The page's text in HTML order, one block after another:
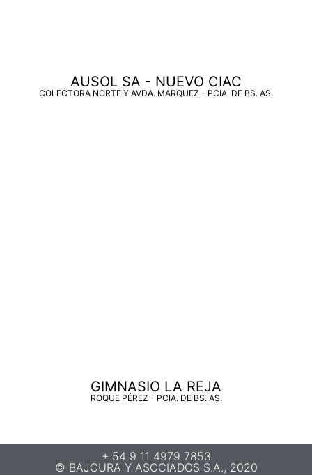
AUSOL SA - NUEVO CIAC
COLECTORA NORTE Y AVDA. MARQUEZ - PCIA. DE BS. AS.
GIMNASIO LA REJA
ROQUE PÉREZ - PCIA. DE BS. AS.
+ 54 9 11 4979 7853
© BAJCURA Y ASOCIADOS S.A., 2020